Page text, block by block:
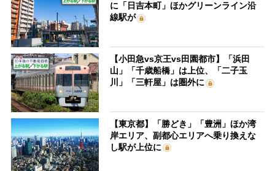
に「日吉本町」ほかグリーンライン沿
線駅が
【小田急vs京王vs田園都市】「浜田
山」「千歳船橋」は上位、「二子玉
川」「三軒屋」は圏外に
【東京都】「勝どき」「豊洲」ほか湾
岸エリア、副都心エリアへ乗り換えな
し駅が上位に